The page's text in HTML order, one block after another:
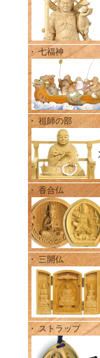
・ 七福神
・ 祖師の部
・ 香合仏
・ 三開仏
・ ストラップ